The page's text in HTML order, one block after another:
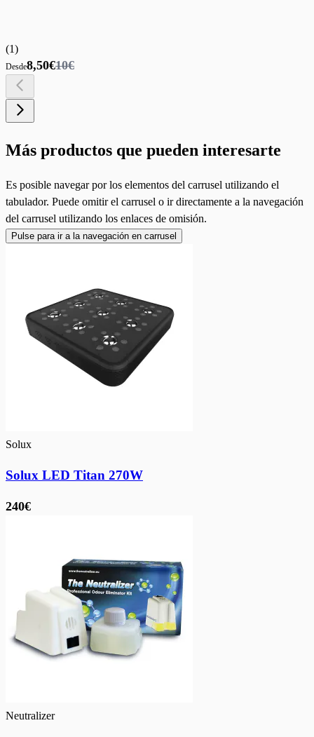
(1)
Desde8,50€10€
Más productos que pueden interesarte
Es posible navegar por los elementos del carrusel utilizando el
tabulador. Puede omitir el carrusel o ir directamente a la navegación
del carrusel utilizando los enlaces de omisión.
Pulse para ir a la navegación en carrusel
Solux
Solux LED Titan 270W
240€
Neutralizer